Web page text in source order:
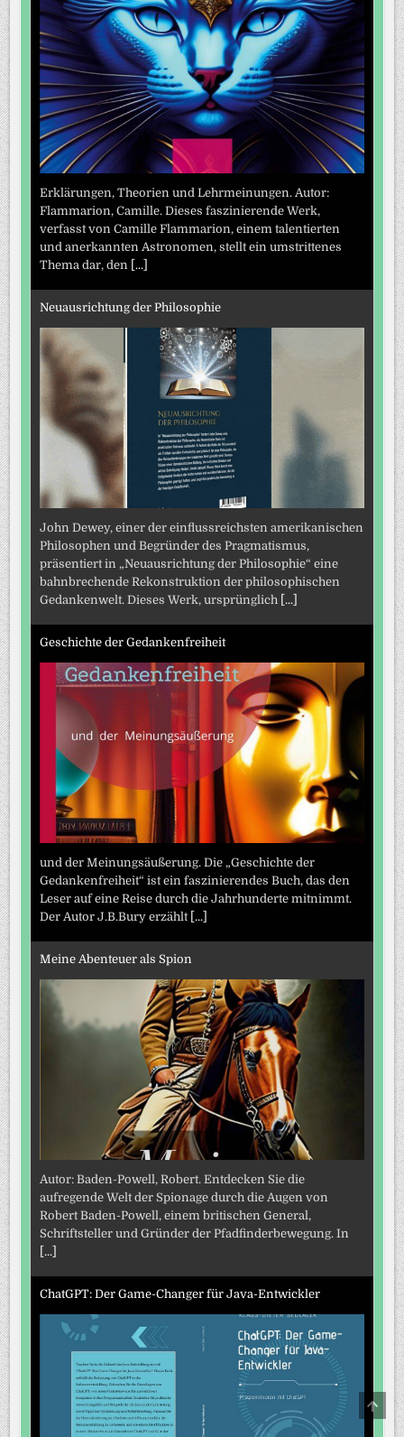
Erklärungen, Theorien und Lehrmeinungen. Autor:
Flammarion, Camille. Dieses faszinierende Werk,
verfasst von Camille Flammarion, einem talentierten
und anerkannten Astronomen, stellt ein umstrittenes
Thema dar, den [...]
Neuausrichtung der Philosophie
John Dewey, einer der einflussreichsten amerikanischen
Philosophen und Begründer des Pragmatismus,
präsentiert in „Neuausrichtung der Philosophie“ eine
bahnbrechende Rekonstruktion der philosophischen
Gedankenwelt. Dieses Werk, ursprünglich [...]
Geschichte der Gedankenfreiheit
und der Meinungsäußerung. Die „Geschichte der
Gedankenfreiheit“ ist ein faszinierendes Buch, das den
Leser auf eine Reise durch die Jahrhunderte mitnimmt.
Der Autor J.B.Bury erzählt [...]
Meine Abenteuer als Spion
Autor: Baden-Powell, Robert. Entdecken Sie die
aufregende Welt der Spionage durch die Augen von
Robert Baden-Powell, einem britischen General,
Schriftsteller und Gründer der Pfadfinderbewegung. In
[...]
ChatGPT: Der Game-Changer für Java-Entwickler
TO
TOP